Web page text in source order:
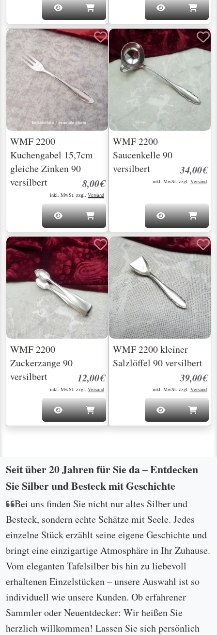
WMF 2200
Kuchengabel 15,7cm
gleiche Zinken 90
versilbert
8,00€
inkl. MwSt. zzgl. Versand
WMF 2200
Saucenkelle 90
versilbert
34,00€
inkl. MwSt. zzgl. Versand
WMF 2200
Zuckerzange 90
versilbert
12,00€
inkl. MwSt. zzgl. Versand
WMF 2200 kleiner
Salzlöffel 90 versilbert
39,00€
inkl. MwSt. zzgl. Versand
Seit über 20 Jahren für Sie da – Entdecken
Sie Silber und Besteck mit Geschichte
Bei uns finden Sie nicht nur altes Silber und
Besteck, sondern echte Schätze mit Seele. Jedes
einzelne Stück erzählt seine eigene Geschichte und
bringt eine einzigartige Atmosphäre in Ihr Zuhause.
Vom eleganten Tafelsilber bis hin zu liebevoll
erhaltenen Einzelstücken – unsere Auswahl ist so
individuell wie unsere Kunden. Ob erfahrener
Sammler oder Neuentdecker: Wir heißen Sie
herzlich willkommen! Lassen Sie sich persönlich